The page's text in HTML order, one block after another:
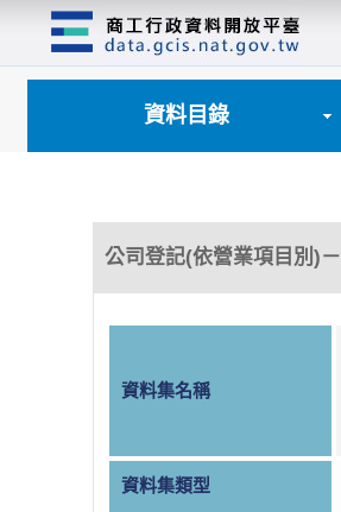
資料目錄
公司登記(依營業項目別)
資料集名稱
資料集類型